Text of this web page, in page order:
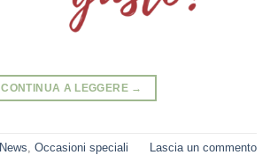
CONTINUA A LEGGERE →
News Occasioni speciali Lascia un commento